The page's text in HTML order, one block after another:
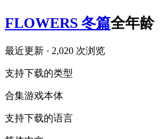
FLOWERS 冬篇全年龄
最近更新 · 2,020 次浏览
支持下载的类型
合集游戏本体
支持下载的语言